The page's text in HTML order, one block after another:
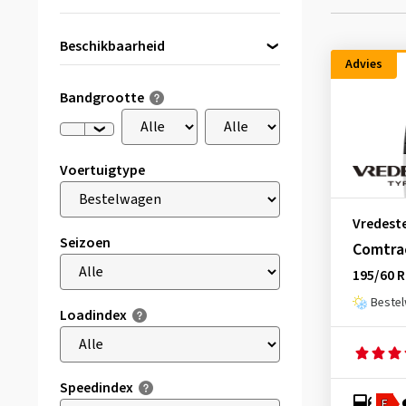
Beschikbaarheid
Bandgrootte
Voertuigtype
Seizoen
Loadindex
Speedindex
Advies
195/60